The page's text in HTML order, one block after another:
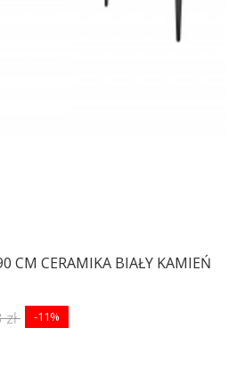
1 100,24 zł
CM CERAMIKA BIAŁY KAMIEŃ
zł -11%